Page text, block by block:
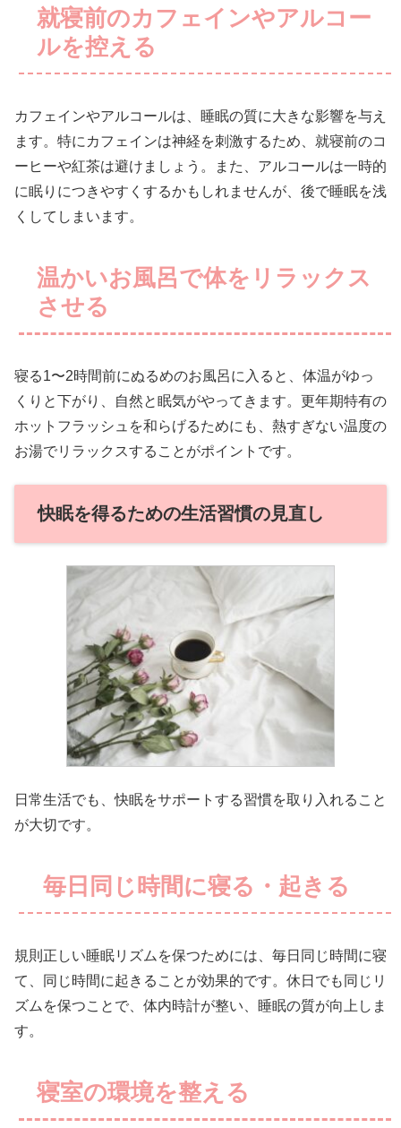
就寝前のカフェインやアルコー
ルを控える
カフェインやアルコールは、睡眠の質に大きな影響を与え
ます。特にカフェインは神経を刺激するため、就寝前のコ
ーヒーや紅茶は避けましょう。また、アルコールは一時的
に眠りにつきやすくするかもしれませんが、後で睡眠を浅
くしてしまいます。
温かいお風呂で体をリラックス
させる
寝る1〜2時間前にぬるめのお風呂に入ると、体温がゆっ
くりと下がり、自然と眠気がやってきます。更年期特有の
ホットフラッシュを和らげるためにも、熱すぎない温度の
お湯でリラックスすることがポイントです。
快眠を得るための生活習慣の見直し
日常生活でも、快眠をサポートする習慣を取り入れること
が大切です。
毎日同じ時間に寝る・起きる
規則正しい睡眠リズムを保つためには、毎日同じ時間に寝
て、同じ時間に起きることが効果的です。休日でも同じリ
ズムを保つことで、体内時計が整い、睡眠の質が向上しま
す。
寝室の環境を整える